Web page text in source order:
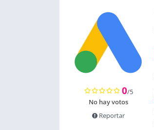
0/5
No hay votos
Reportar